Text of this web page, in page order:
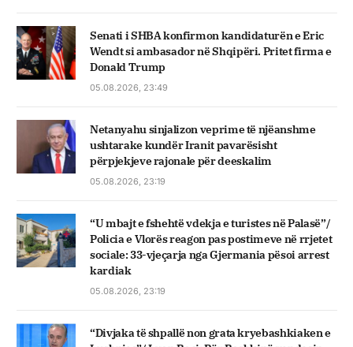
Senati i SHBA konfirmon kandidaturën e Eric
Wendt si ambasador në Shqipëri. Pritet firma e
Donald Trump
05.08.2026, 23:49
Netanyahu sinjalizon veprime të njëanshme
ushtarake kundër Iranit pavarësisht
përpjekjeve rajonale për deeskalim
05.08.2026, 23:19
“U mbajt e fshehtë vdekja e turistes në Palasë”/
Policia e Vlorës reagon pas postimeve në rrjetet
sociale: 33-vjeçarja nga Gjermania pësoi arrest
kardiak
05.08.2026, 23:19
“Divjaka të shpallë non grata kryebashkiaken e